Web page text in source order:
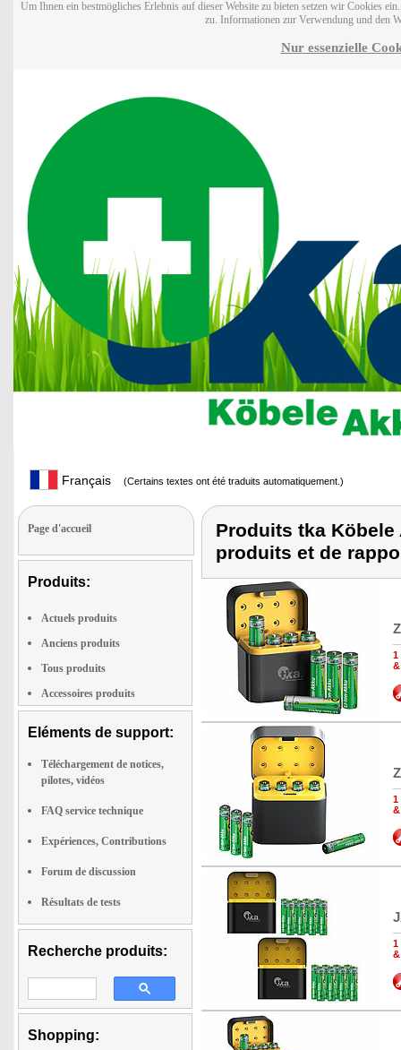
Um Ihnen ein bestmögliches Erlebnis auf dieser Website zu bieten setzen wir Cookies
zu. Informationen zur Verwendung und den
Nur essenzielle
Français (Certains textes ont été traduits automatiquement.)
Page d'accueil
Produits:
Actuels produits
Anciens produits
Tous produits
Accessoires produits
Eléments de support:
Téléchargement de notices,
pilotes, vidéos
FAQ service technique
Expériences, Contributions
Forum de discussion
Résultats de tests
Recherche produits:
Shopping:
Produits tka
produits et de
1
1
1